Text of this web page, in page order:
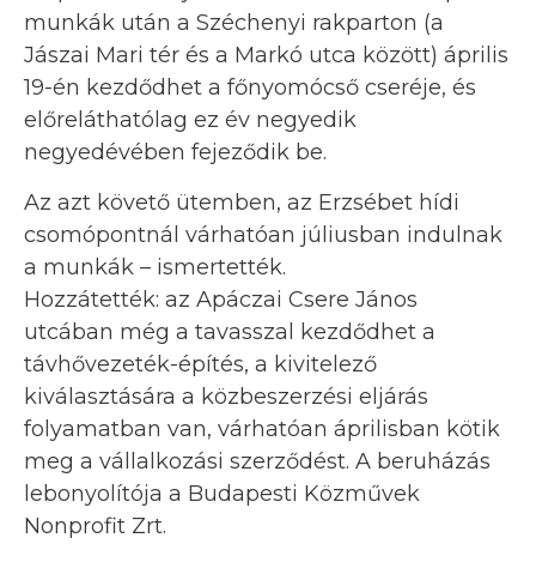
munkák után a Széchenyi rakparton (a
Jászai Mari tér és a Markó utca között) április
19-én kezdődhet a főnyomócső cseréje, és
előreláthatólag ez év negyedik
negyedévében fejeződik be.
Az azt követő ütemben, az Erzsébet hídi
csomópontnál várhatóan júliusban indulnak
a munkák – ismertették.
Hozzátették: az Apáczai Csere János
utcában még a tavasszal kezdődhet a
távhővezeték-építés, a kivitelező
kiválasztására a közbeszerzési eljárás
folyamatban van, várhatóan áprilisban kötik
meg a vállalkozási szerződést. A beruházás
lebonyolítója a Budapesti Közművek
Nonprofit Zrt.